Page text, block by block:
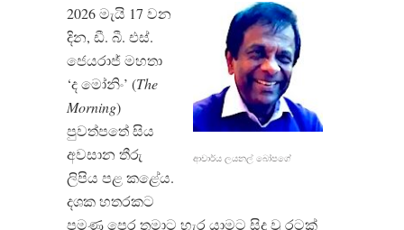
ආචාර්ය ලයනල් බෝපගේ
2026 මැයි 17 වන
දින, ඩී. බී. එස්.
ජෙයරාජ් මහතා
‘ද මෝනිං’ (The
Morning)
පුවත්පතේ සිය
අවසාන තීරු
ලිපිය පළ කළේය.
දශක හතරකට
පමණ පෙර තමාට හැර යාමට සිදු වූ රටක්